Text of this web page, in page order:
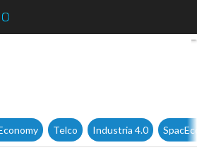
Se lo smartphone finisce
Telco Industria 4.0